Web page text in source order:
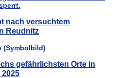
nach versuchtem
Reudnitz
gefährlichsten Orte in